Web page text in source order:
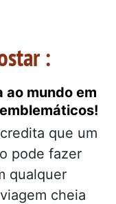
:
ao mundo em
que um
pode fazer
qualquer
cheia